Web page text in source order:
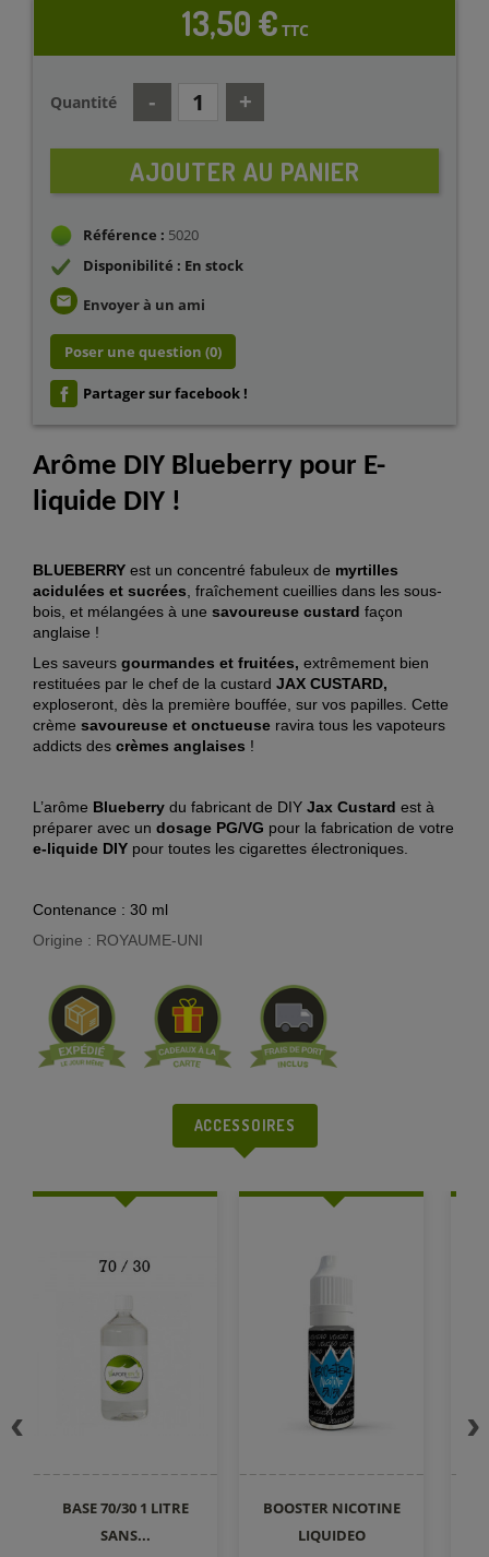
13,50 € TTC
Quantité
AJOUTER AU PANIER
Référence : 5020
Disponibilité : En stock
email Envoyer à un ami
Poser une question (0)
Partager sur facebook !
Arôme DIY Blueberry pour E-
liquide DIY !
BLUEBERRY est un concentré fabuleux de myrtilles
acidulées et sucrées, fraîchement cueillies dans les sous-
bois, et mélangées à une savoureuse custard façon
anglaise !
Les saveurs gourmandes et fruitées, extrêmement bien
restituées par le chef de la custard JAX CUSTARD,
exploseront, dès la première bouffée, sur vos papilles. Cette
crème savoureuse et onctueuse ravira tous les vapoteurs
addicts des crèmes anglaises !
L’arôme Blueberry du fabricant de DIY Jax Custard est à
préparer avec un dosage PG/VG pour la fabrication de votre
e-liquide DIY pour toutes les cigarettes électroniques.
Contenance : 30 ml
Origine : ROYAUME-UNI
ACCESSOIRES
BASE 70/30 1 LITRE
SANS...
BOOSTER NICOTINE
LIQUIDEO